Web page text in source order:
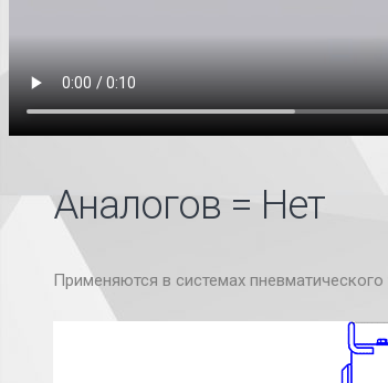
Аналогов = Нет
Применяются в системах